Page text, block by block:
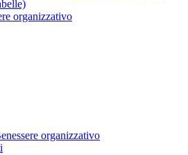
organizzativo
organizzativo